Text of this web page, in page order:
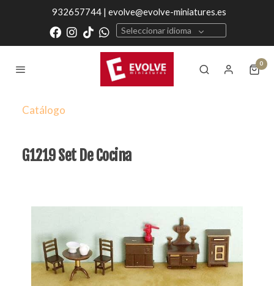
932657744 | evolve@evolve-miniatures.es
Seleccionar idioma
0
Catálogo
G1219 Set De Cocina